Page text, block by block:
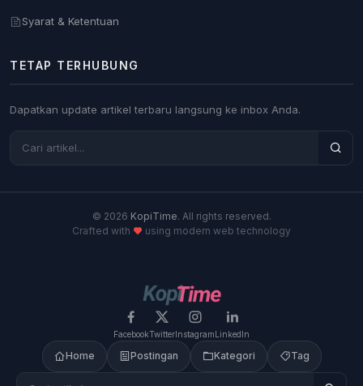
Syarat & Ketentuan
TETAP TERHUBUNG
Dapatkan update artikel terbaru langsung ke inbox Anda.
© 2026 KopiTime. All rights reserved.
Crafted with
using modern web technology
FacebookTwitterInstagramLinkedIn
Home Postingan Kategori Tag